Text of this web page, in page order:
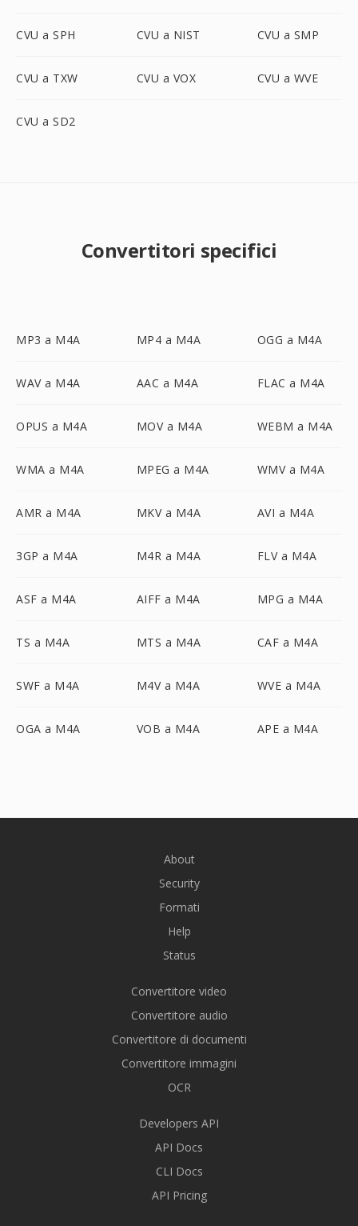
CVU a SPH CVU a NIST CVU a SMP
CVU a TXW CVU a VOX CVU a WVE
CVU a SD2
Convertitori specifici
MP3 a M4A MP4 a M4A OGG a M4A
WAV a M4A AAC a M4A FLAC a M4A
OPUS a M4A MOV a M4A WEBM a M4A
WMA a M4A MPEG a M4A WMV a M4A
AMR a M4A MKV a M4A AVI a M4A
3GP a M4A M4R a M4A FLV a M4A
ASF a M4A AIFF a M4A MPG a M4A
TS a M4A MTS a M4A CAF a M4A
SWF a M4A M4V a M4A WVE a M4A
OGA a M4A VOB a M4A APE a M4A
About
Security
Formati
Help
Status
Convertitore video
Convertitore audio
Convertitore di documenti
Convertitore immagini
OCR
Developers API
API Docs
CLI Docs
API Pricing